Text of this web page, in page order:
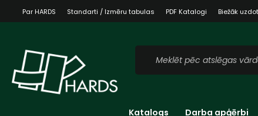
Par HARDS Standarti / Izmēru tabulas PDF Katalogi Biežāk
Katalogs Darba apģērbi